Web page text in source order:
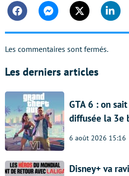
FacebookMessengerTwitter
Les commentaires sont fermés.
Les derniers articles
GTA 6 : on
diffusée la 3e
6 août 2026 15:16
Disney+ va